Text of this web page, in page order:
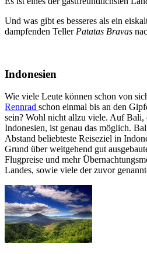
Und was gibt es besseres als ein
dampfenden Teller Patatas Bravas
Indonesien
Wie viele Leute können schon von
Rennrad schon einmal bis an den
sein? Wohl nicht allzu viele. Auf Bali,
Indonesien, ist genau das möglich.
Abstand beliebteste Reiseziel in
Grund über weitgehend gut
Flugpreise und mehr
Landes, sowie viele der zuvor